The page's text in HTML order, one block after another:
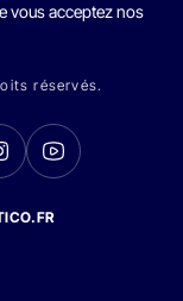
vous acceptez nos
réservés.